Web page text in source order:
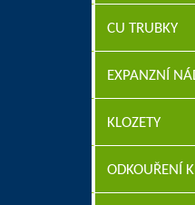
CU TRUBKY
EXPANZNÍ
KLOZETY
ODKOUŘENÍ